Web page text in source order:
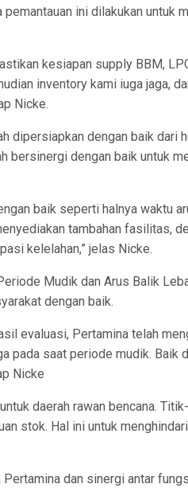
ini dilakukan untuk
kesiapan supply BBM,
inventory kami iuga jaga,
Nicke.
dipersiapkan dengan baik dari
bersinergi dengan baik untuk
baik seperti halnya waktu
tambahan fasilitas,
kelelahan,” jelas Nicke.
Mudik dan Arus Balik
dengan baik.
evaluasi, Pertamina telah
pada saat periode mudik. Baik
Nicke
daerah rawan bencana.
stok. Hal ini untuk
dan sinergi antar